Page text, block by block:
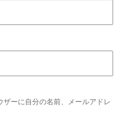
ーに自分の名前、メールアドレ